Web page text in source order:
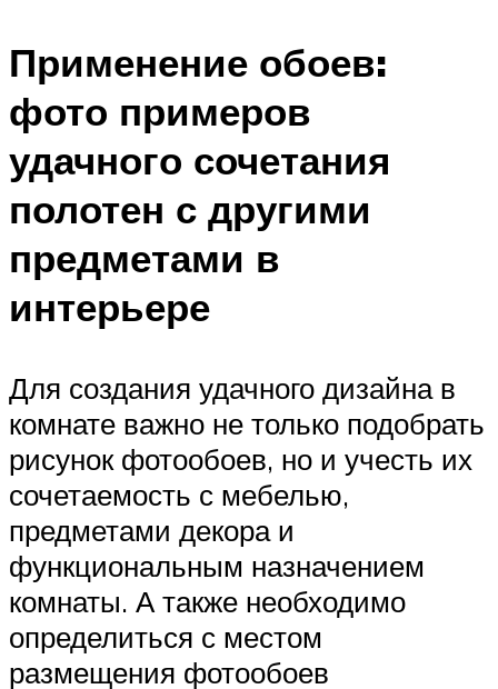
Применение обоев:
фото примеров
удачного сочетания
полотен с другими
предметами в
интерьере
Для создания удачного дизайна в
комнате важно не только подобрать
рисунок фотообоев, но и учесть их
сочетаемость с мебелью,
предметами декора и
функциональным назначением
комнаты. А также необходимо
определиться с местом
размещения фотообоев